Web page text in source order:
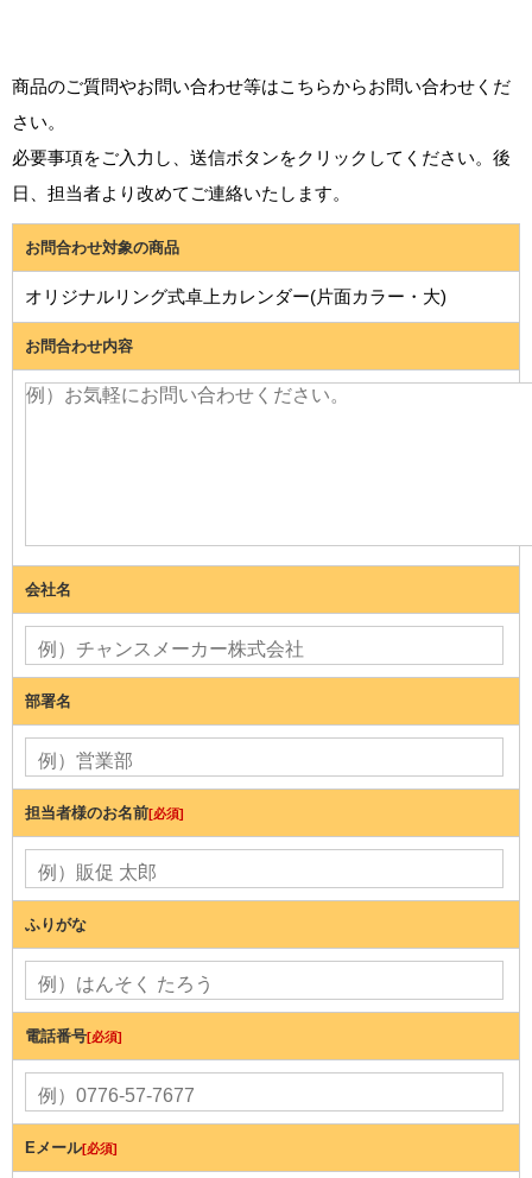
商品のご質問やお問い合わせ等はこちらからお問い合わせくだ
さい。
必要事項をご入力し、送信ボタンをクリックしてください。後
日、担当者より改めてご連絡いたします。
お問合わせ対象の商品
オリジナルリング式卓上カレンダー(片面カラー・大)
お問合わせ内容
会社名
部署名
担当者様のお名前[必須]
ふりがな
電話番号[必須]
Eメール[必須]